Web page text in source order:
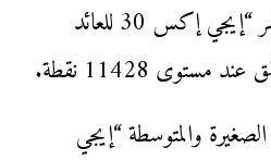
32742 نقطة، وقفز مؤشر “إيجي إكس 30 للعائد
والمتوسطة “إيجي